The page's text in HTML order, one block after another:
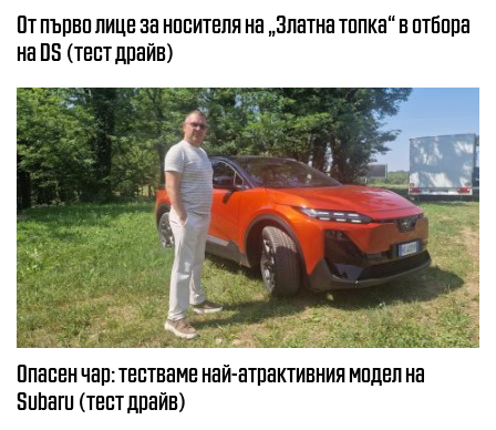
От първо лице за носителя на „Златна топка“ в отбора
на DS (тест драйв)
Опасен чар: тестваме най-атрактивния модел на
Subaru (тест драйв)